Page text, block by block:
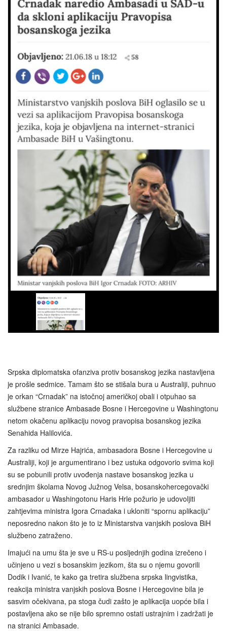
Srpska diplomatska ofanziva protiv bosanskog jezika nastavljena
je prošle sedmice. Tamam što se stišala bura u Australiji, puhnuo
je orkan “Crnadak” na istočnoj američkoj obali i otpuhao sa
službene stranice Ambasade Bosne i Hercegovine u Washingtonu
netom okačenu aplikaciju novog pravopisa bosanskog jezika
Senahida Halilovića.
Za razliku od Mirze Hajrića, ambasadora Bosne i Hercegovine u
Australiji, koji je argumentirano i bez ustuka odgovorio svima koji
su se pobunili protiv uvođenja nastave bosanskog jezika u
srednjim školama Novog Južnog Velsa, bosanskohercegovački
ambasador u Washingotonu Haris Hrle požurio je udovoljiti
zahtjevima ministra Igora Crnadaka i ukloniti “spornu aplikaciju”
neposredno nakon što je to iz Ministarstva vanjskih poslova BiH
službeno zatraženo.
Imajući na umu šta je sve u RS-u posljednjih godina izrečeno i
učinjeno u vezi s bosanskim jezikom, šta su o njemu govorili
Dodik i Ivanić, te kako ga tretira službena srpska lingvistika,
reakcija ministra vanjskih poslova Bosne i Hercegovine bila je
sasvim očekivana, pa stoga čudi zašto je aplikacija uopće bila i
postavljena ako se nije bilo spremno ostati ustrajnim i zadržati je
na stranici Ambasade.